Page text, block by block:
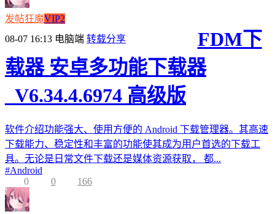
发帖狂魔VIP2
08-07 16:13 电脑端 转载分享
FDM下
载器 安卓多功能下载器
_V6.34.4.6974 高级版
软件介绍功能强大、使用方便的 Android 下载管理器。其高速
下载能力、稳定性和丰富的功能使其成为用户首选的下载工
具。无论是日常文件下载还是媒体资源获取， 都...
#Android
0
0 166